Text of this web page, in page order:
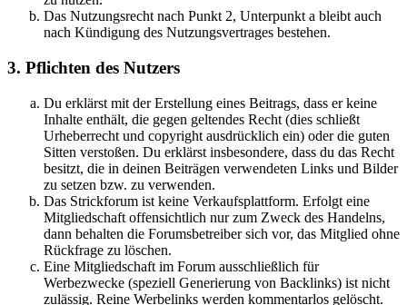
Das Nutzungsrecht nach Punkt 2, Unterpunkt a bleibt auch
nach Kündigung des Nutzungsvertrages bestehen.
3. Pflichten des Nutzers
Du erklärst mit der Erstellung eines Beitrags, dass er keine
Inhalte enthält, die gegen geltendes Recht (dies schließt
Urheberrecht und copyright ausdrücklich ein) oder die guten
Sitten verstoßen. Du erklärst insbesondere, dass du das Recht
besitzt, die in deinen Beiträgen verwendeten Links und Bilder
zu setzen bzw. zu verwenden.
Das Strickforum ist keine Verkaufsplattform. Erfolgt eine
Mitgliedschaft offensichtlich nur zum Zweck des Handelns,
dann behalten die Forumsbetreiber sich vor, das Mitglied ohne
Rückfrage zu löschen.
Eine Mitgliedschaft im Forum ausschließlich für
Werbezwecke (speziell Generierung von Backlinks) ist nicht
zulässig. Reine Werbelinks werden kommentarlos gelöscht.